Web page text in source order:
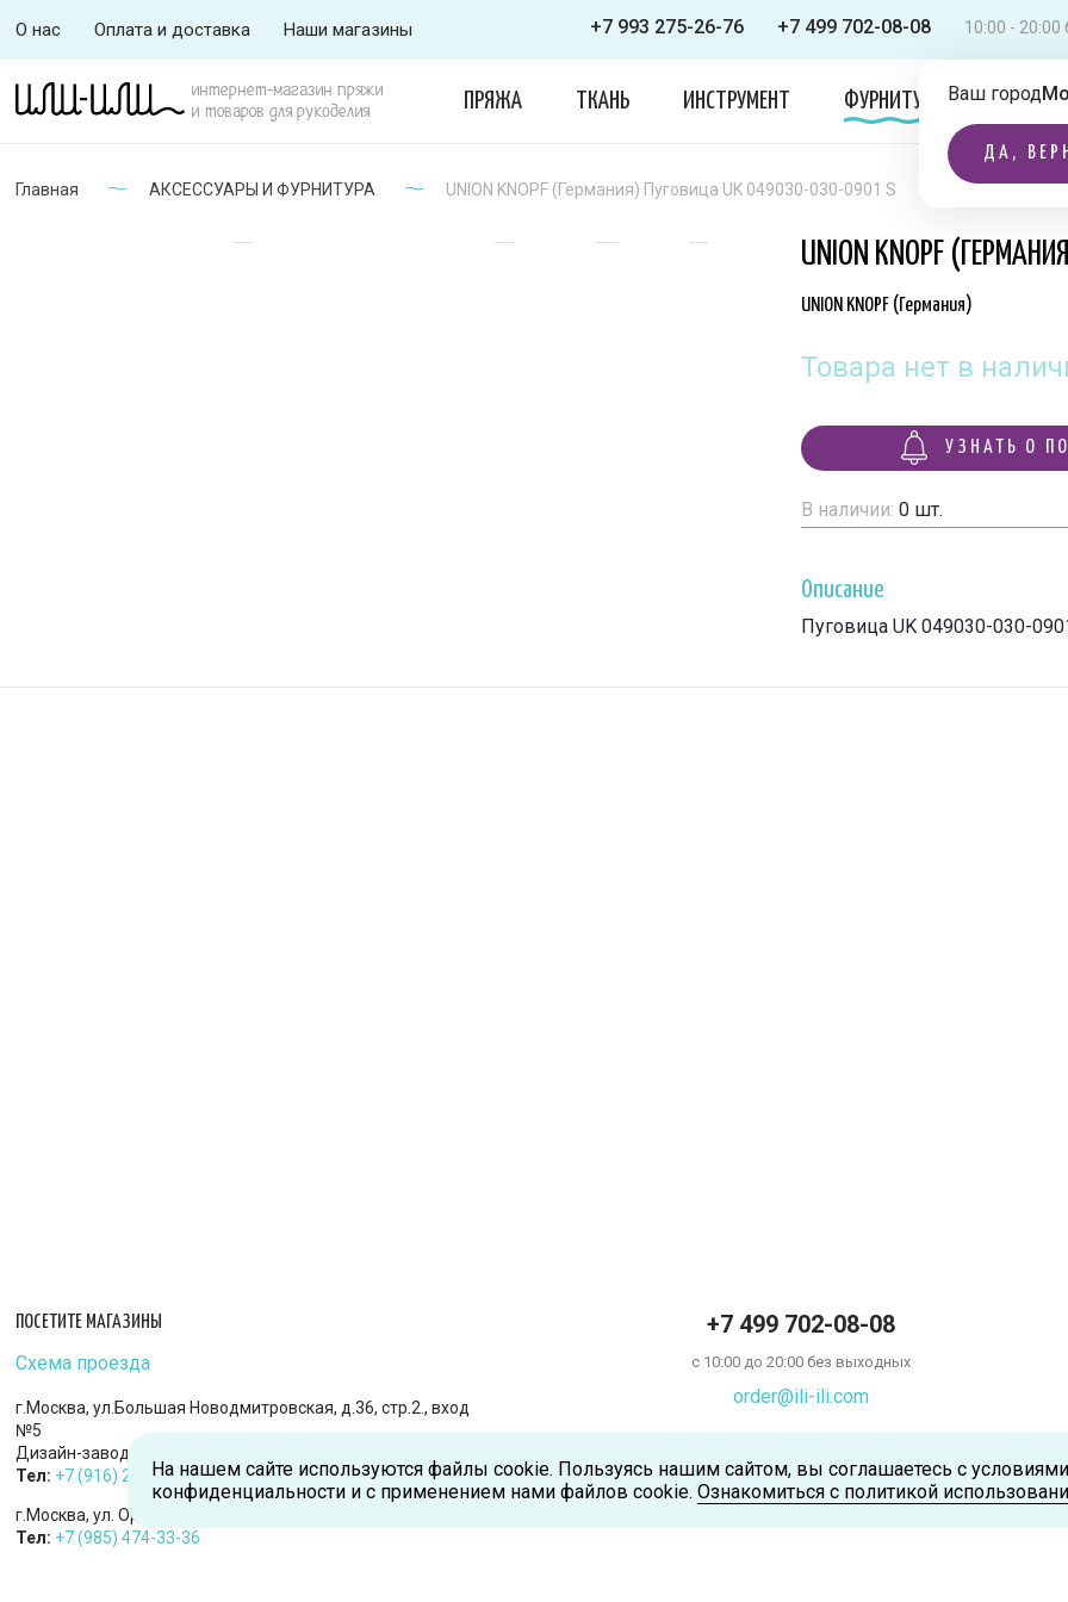
О нас Оплата и доставка Наши магазины +7 993 275-26-76 +7 499 702-08-08 10:00 -
Ваш город
ДА,
интернет-магазин пряжи
и товаров для рукоделия
ПРЯЖА ТКАНЬ ИНСТРУМЕНТ ФУРНИТУРА ОДЕЖДА
Главная АКСЕССУАРЫ И ФУРНИТУРА UNION KNOPF (Германия) Пуговица UK 049030-030-0901 S
UNION KNOPF
UNION KNOPF (Германия)
Товара нет в
УЗНАТЬ О
В наличии: 0 шт.
Описание
Пуговица UK 049030-030-
ПОСЕТИТЕ МАГАЗИНЫ
Схема проезда
г.Москва, ул.Большая Новодмитровская, д.36, стр.2., вход
№5
Дизайн-завод «FLACON»
Тел: +7 (916) 215-94-95
г.Москва, ул. Орджоникидзе, д.9, к.1
Тел: +7 (985) 474-33-36
+7 499 702-08-08
с 10:00 до 20:00 без выходных
order@ili-ili.com
На нашем сайте используются файлы cookie. Пользуясь нашим сайтом, вы соглашаетесь с
конфиденциальности и с применением нами файлов cookie. Ознакомиться с политикой